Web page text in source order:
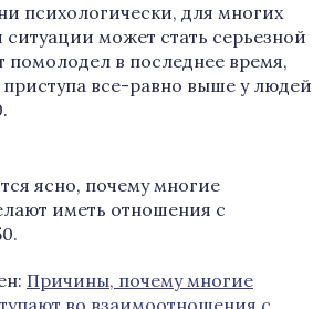
психологически, для многих
ситуации может стать серьезной
помолодел в последнее время,
приступа все-равно выше у людей
ясно, почему многие
иметь отношения с
Причины, почему многие
во взаимоотношения с